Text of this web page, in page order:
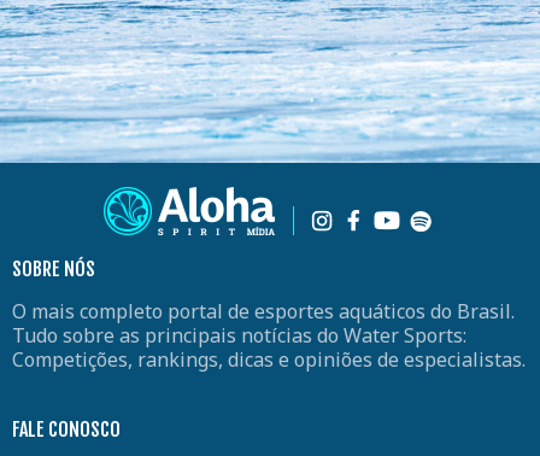
SOBRE NÓS
O mais completo portal de esportes aquáticos do Brasil.
Tudo sobre as principais notícias do Water Sports:
Competições, rankings, dicas e opiniões de especialistas.
FALE CONOSCO